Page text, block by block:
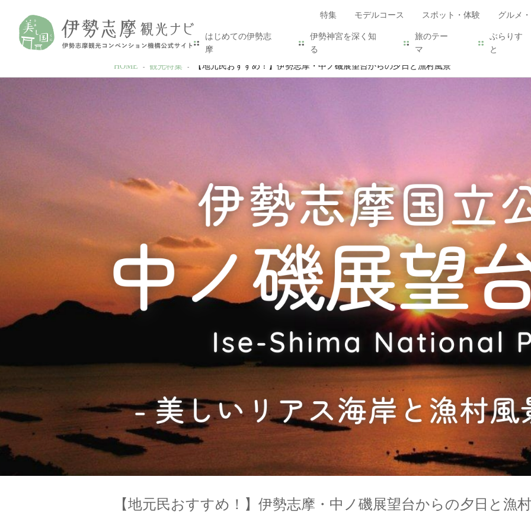
特集 モデルコース スポット・体験 グルメ
はじめての伊勢志
摩
伊勢神宮を深く知
る
旅のテー
マ
ぶらりす
と
HOME
観光特集 【地元民おすすめ！】伊勢志摩・中ノ磯展望台からの夕日と漁村風景
【地元民おすすめ！】伊勢志摩・中ノ磯展望台からの夕日と漁